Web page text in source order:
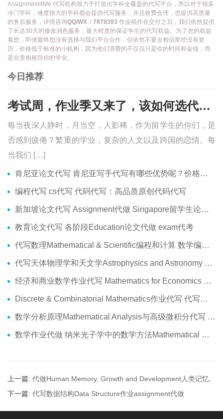
Assignment4Me 代写机构致力于打造出学科全覆盖的代写平台，所以对于很多
冷门学科，难度很大的学科都会提供代写服务，并且收费合理，也提供高质量
的售后服务，详情咨询QQ/WX：7878393 作业稿件在交付之后，我们依然提供
了长达30天的修改润色服务，最大程度的保证学生的代写权益。为了您的权益
着想，即便最终您没有选择与我们平台合作，但依然不要去相信那些没有资
历，价格低于标准的小机构，因为他们浪费的不仅仅只是你的时间和金钱，而
是在变相摧毁你的学业。
今日推荐
考试周，作业季又来了，该如何选代写？便宜的代写、代考会有哪些问题？
每当夜深人静时，月当空，人影稀，作为留学生的你们，是
否感到疲倦？繁重的学业，复杂的人文以及跨国的恋情。每
当我们 […]
肯尼亚论文代写 肯尼亚写手代写有哪些优势呢？价格便宜吗？
编程代写 cs代写 代码代写：高品质原创代码代写
新加坡论文代写 Assignment代做 Singapore留学生论文代写服务
教育论文代写 各阶段Education论文代做 exam代考
代写数理Mathematical & Scientific编程和计算 数学编程作业代做
代写天体物理学和天文学Astrophysics and Astronomy 天文学Assignment代做
经济和商业数学作业代写 Mathematics for Economics Business代做Online exam代考
Discrete & Combinatorial Mathematics作业代写 代写离散 组合数学Assignment代做
数学分析原理Mathematical Analysis与高级微积分代写 Assignment代做
数学作业代做 纳米光子学中的数学方法Mathematical Methods代写
上一篇: 代做Human Memory, Growth and Development人类记忆,
成长和发展代写
下一篇: 代写数据结构Data Structure作业assignment代做